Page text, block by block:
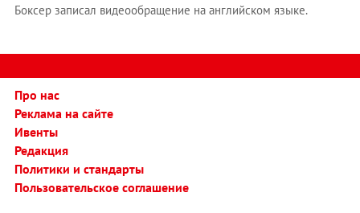
Боксер записал видеообращение на английском языке.
Про нас
Реклама на сайте
Ивенты
Редакция
Политики и стандарты
Пользовательское соглашение